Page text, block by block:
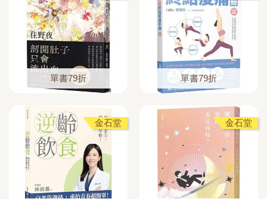
單書79折 單書79折
金石堂 金石堂